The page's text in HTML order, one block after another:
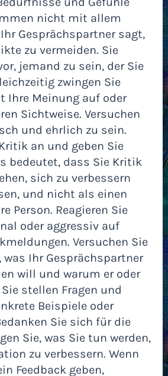
nicht mit allem
Gesprächspartner sagt,
zu vermeiden. Sie
jemand zu sein, der Sie
zwingen Sie
Ihre Meinung auf oder
Sichtweise. Versuchen
und ehrlich zu sein.
an und geben Sie
bedeutet, dass Sie Kritik
sich zu verbessern
und nicht als einen
Person. Reagieren Sie
oder aggressiv auf
Versuchen Sie
was Ihr Gesprächspartner
will und warum er oder
stellen Fragen und
Beispiele oder
Sie sich für die
Sie, was Sie tun werden,
zu verbessern. Wenn
Feedback geben,